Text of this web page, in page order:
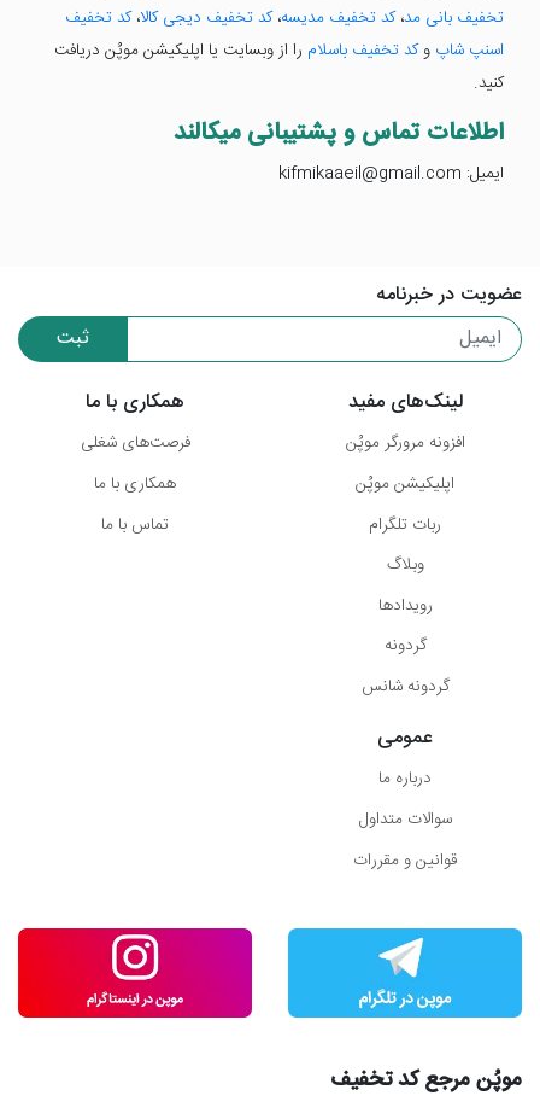
تخفیف بانی مد،کد تخفیف مدیسه،کد تخفیف دیجی کالا،کد تخفیف
اسنپ شاپ وکد تخفیف باسلام را از وبسایت یا اپلیکیشن موپُن دریافت
کنید.
اطلاعات تماس و پشتیبانی میکالند
ایمیل: kifmikaaeil@gmail.com
عضویت در خبرنامه
ثبت
لینک‌های مفید
افزونه مرورگر موپُن
اپلیکیشن موپُن
ربات تلگرام
وبلاگ
رویدادها
گردونه
گردونه شانس
همکاری با ما
فرصت‌های شغلی
همکاری با ما
تماس با ما
عمومی
درباره ما
سوالات متداول
قوانین و مقررات
موپُن مرجع کد تخفیف